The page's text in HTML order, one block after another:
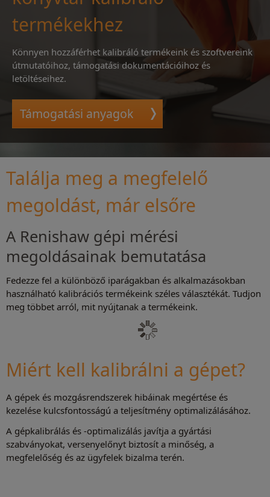
termékekhez
Könnyen hozzáférhet kalibráló termékeink és szoftvereink
útmutatóihoz, támogatási dokumentációihoz és
letöltéseihez.
Támogatási anyagok
Találja meg a megfelelő
megoldást, már elsőre
A Renishaw gépi mérési
megoldásainak bemutatása
Fedezze fel a különböző iparágakban és alkalmazásokban
használható kalibrációs termékeink széles választékát. Tudjon
meg többet arról, mit nyújtanak a termékeink.
Miért kell kalibrálni a gépet?
A gépek és mozgásrendszerek hibáinak megértése és
kezelése kulcsfontosságú a teljesítmény optimalizálásához.
A gépkalibrálás és -optimalizálás javítja a gyártási
szabványokat, versenyelőnyt biztosít a minőség, a
megfelelőség és az ügyfelek bizalma terén.